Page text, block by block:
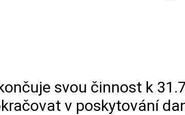
svou činnost k
v poskytování